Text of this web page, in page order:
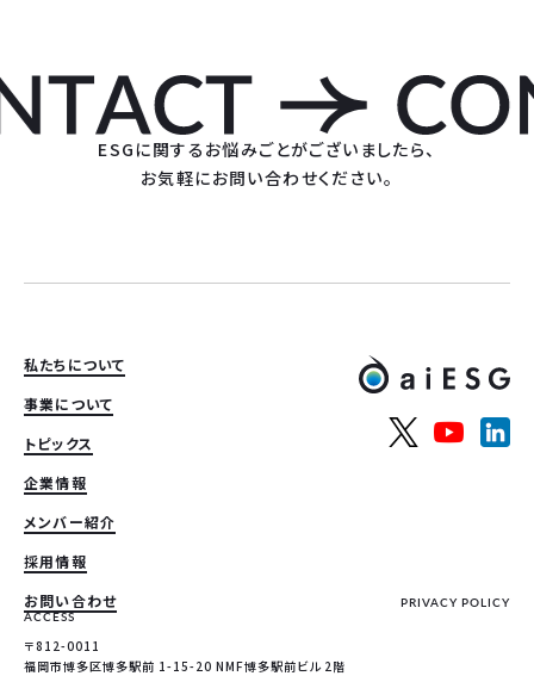
ESGに関するお悩みごとがございましたら、
お気軽にお問い合わせください。
私たちについて
事業について
トピックス
企業情報
メンバー紹介
採用情報
お問い合わせ
PRIVACY POLICY
ACCESS
〒812-0011
福岡市博多区博多駅前 1-15-20 NMF博多駅前ビル 2階